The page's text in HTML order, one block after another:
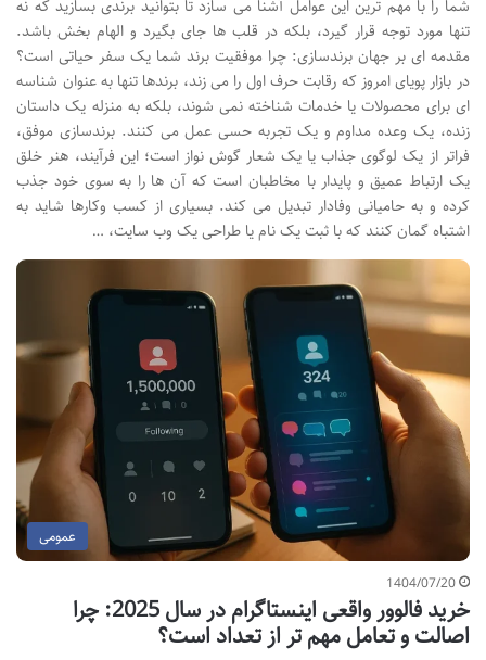
شما را با مهم ترین این عوامل آشنا می سازد تا بتوانید برندی بسازید که نه
تنها مورد توجه قرار گیرد، بلکه در قلب ها جای بگیرد و الهام بخش باشد.
مقدمه ای بر جهان برندسازی: چرا موفقیت برند شما یک سفر حیاتی است؟
در بازار پویای امروز که رقابت حرف اول را می زند، برندها تنها به عنوان شناسه
ای برای محصولات یا خدمات شناخته نمی شوند، بلکه به منزله یک داستان
زنده، یک وعده مداوم و یک تجربه حسی عمل می کنند. برندسازی موفق،
فراتر از یک لوگوی جذاب یا یک شعار گوش نواز است؛ این فرآیند، هنر خلق
یک ارتباط عمیق و پایدار با مخاطبان است که آن ها را به سوی خود جذب
کرده و به حامیانی وفادار تبدیل می کند. بسیاری از کسب وکارها شاید به
اشتباه گمان کنند که با ثبت یک نام یا طراحی یک وب سایت، …
عمومی
1404/07/20
خرید فالوور واقعی اینستاگرام در سال 2025: چرا
اصالت و تعامل مهم تر از تعداد است؟